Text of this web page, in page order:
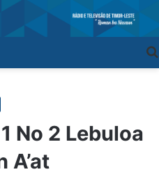
No 2 Lebuloa
A’at